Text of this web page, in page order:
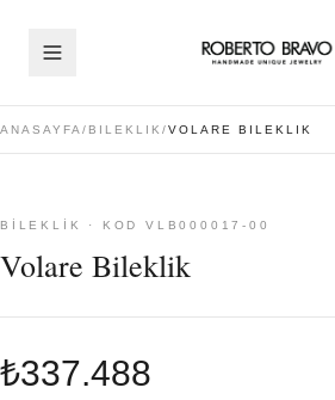
ANASAYFA / BILEKLIK /VOLARE BILEKLIK
BILEKLIK · KOD VLB000017-00
Volare Bileklik
₺337.488